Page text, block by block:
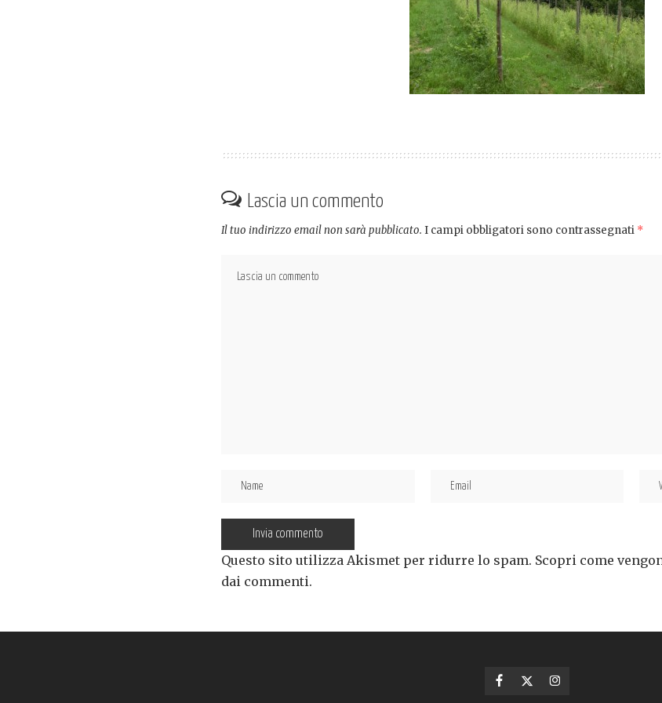
Lascia un commento
Il tuo indirizzo email non sarà pubblicato. I campi obbligatori sono contrassegnati *
Questo sito utilizza Akismet per ridurre lo spam. Scopri come
dai commenti.